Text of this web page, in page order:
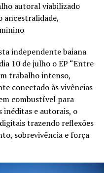
autoral viabilizado
ancestralidade,
independente baiana
10 de julho o EP “Entre
trabalho intenso,
conectado às vivências
combustível para
inéditas e autorais, o
trazendo reflexões
sobrevivência e força